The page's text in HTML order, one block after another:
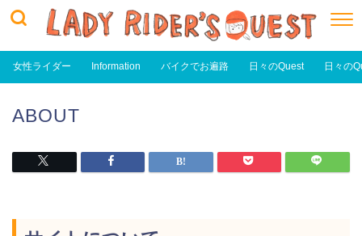
女性ライダー Information バイクでお遍路 日々のQuest 日々の
ABOUT